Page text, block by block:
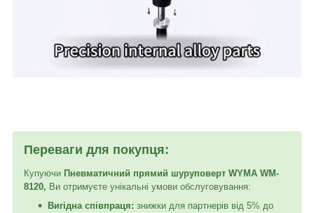
Переваги для покупця:
Купуючи Пневматичний прямий шуруповерт WYMA WM-
8120, Ви отримуєте унікальні умови обслуговування:
Вигідна співпраця: знижки для партнерів від 5% до